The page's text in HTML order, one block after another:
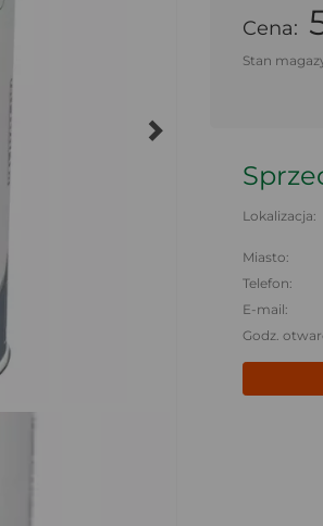
Cena:
Stan
Lokalizacja:
Miasto:
Telefon:
E-mail:
Godz.